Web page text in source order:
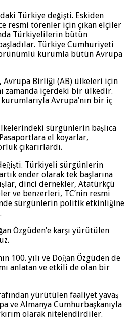
Türkiye değişti. Eskiden
resmi törenler için çıkan elçiler
Türkiyelilerin bütün
Türkiye Cumhuriyeti
kurumla bütün Avrupa
Avrupa Birliği (AB) ülkeleri için
zamanda içerdeki bir ülkedir.
Avrupa’nın bir iç
sürgünlerin başlıca
el koyarlar,
çıkarırlardı.
Türkiyeli sürgünlerin
ender olarak tek başlarına
dinci dernekler, Atatürkçü
ve benzerleri, TC’nin resmi
sürgünlerin politik etkinliğine
Özgüden’e karşı yürütülen
100. yılı ve Doğan Özgüden de
anlatan ve etkili de olan bir
yürütülen faaliyet yavaş
ve Almanya Cumhurbaşkanıyla
olarak nitelendirdiler.